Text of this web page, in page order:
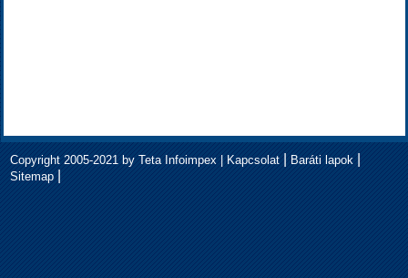
Copyright 2005-2021 by Teta Infoimpex | Kapcsolat| Baráti lapok|
Sitemap|